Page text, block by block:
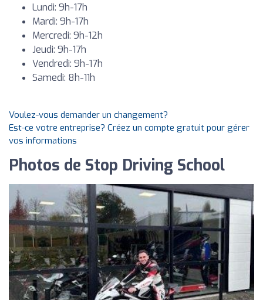
Lundi: 9h-17h
Mardi: 9h-17h
Mercredi: 9h-12h
Jeudi: 9h-17h
Vendredi: 9h-17h
Samedi: 8h-11h
Voulez-vous demander un changement?
Est-ce votre entreprise? Créez un compte gratuit pour gérer
vos informations
Photos de Stop Driving School